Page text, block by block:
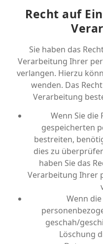
Recht auf
Sie haben das
Verarbeitung Ihrer
verlangen. Hierzu
wenden. Das
Verarbeitung
Wenn Sie
gespeicherten
bestreiten,
dies zu
haben Sie das
Verarbeitung Ihrer
Wenn
geschah/
Löschung